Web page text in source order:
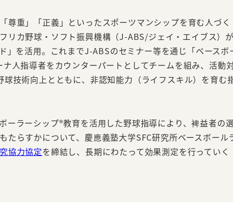
尊重」「正義」といったスポーツマンシップを育む人づく
リカ野球・ソフト振興機構（J-ABS/ジェイ・エイブス）
」を活用。これまでJ-ABSのセミナー等を通じ「ベースボ
人指導者をカウンターパートとしてチームを組み、活動
技術向上とともに、非認知能力（ライフスキル）を育む
ーラーシップ®教育を活用した野球指導により、裨益者の
たらすかについて、慶應義塾大学SFC研究所ベースボール
協力協定を締結し、長期にわたって効果測定を行っていく